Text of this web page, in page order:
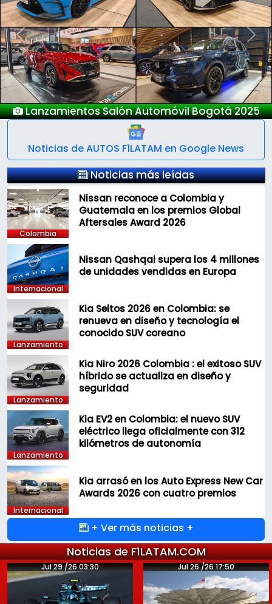
Lanzamientos Salón Automóvil Bogotá 2025
Previous Next
Noticias de AUTOS F1LATAM en Google News
Noticias más leídas
Colombia
Nissan reconoce a Colombia y
Guatemala en los premios Global
Aftersales Award 2026
Internacional
Nissan Qashqai supera los 4 millones
de unidades vendidas en Europa
Lanzamiento
Kia Seltos 2026 en Colombia: se
renueva en diseño y tecnología el
conocido SUV coreano
Lanzamiento
Kia Niro 2026 Colombia : el exitoso SUV
híbrido se actualiza en diseño y
seguridad
Lanzamiento
Kia EV2 en Colombia: el nuevo SUV
eléctrico llega oficialmente con 312
kilómetros de autonomía
Internacional
Kia arrasó en los Auto Express New Car
Awards 2026 con cuatro premios
+ Ver más noticias +
Noticias de F1LATAM.COM
Jul 29 /26 03:30 Jul 26 /26 17:50